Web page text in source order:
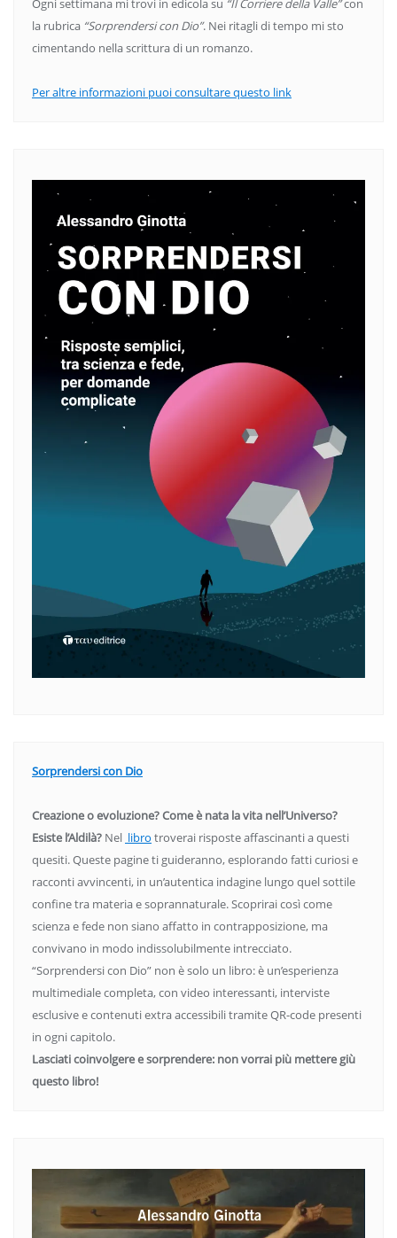
Ogni settimana mi trovi in edicola su “Il Corriere della Valle”con
la rubrica “Sorprendersi con Dio”. Nei ritagli di tempo mi sto
cimentando nella scrittura di un romanzo.
Per altre informazioni puoi consultare questo link
Sorprendersi con Dio
Creazione o evoluzione? Come è nata la vita nell’Universo?
Esiste l’Aldilà? Nel libro troverai risposte affascinanti a questi
quesiti. Queste pagine ti guideranno, esplorando fatti curiosi e
racconti avvincenti, in un’autentica indagine lungo quel sottile
confine tra materia e soprannaturale. Scoprirai così come
scienza e fede non siano affatto in contrapposizione, ma
convivano in modo indissolubilmente intrecciato.
“Sorprendersi con Dio” non è solo un libro: è un’esperienza
multimediale completa, con video interessanti, interviste
esclusive e contenuti extra accessibili tramite QR-code presenti
in ogni capitolo.
Lasciati coinvolgere e sorprendere: non vorrai più mettere giù
questo libro!